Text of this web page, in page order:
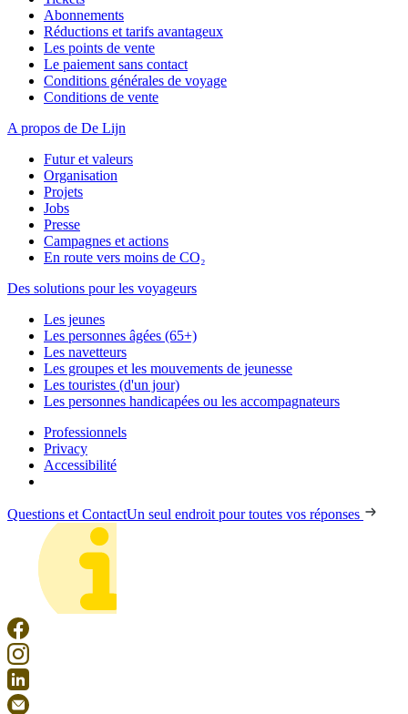
Abonnements
Réductions et tarifs avantageux
Les points de vente
Le paiement sans contact
Conditions générales de voyage
Conditions de vente
A propos de De Lijn
Futur et valeurs
Organisation
Projets
Jobs
Presse
Campagnes et actions
En route vers moins de CO₂
Des solutions pour les voyageurs
Les jeunes
Les personnes âgées (65+)
Les navetteurs
Les groupes et les mouvements de jeunesse
Les touristes (d'un jour)
Les personnes handicapées ou les accompagnateurs
Professionnels
Privacy
Accessibilité
Questions et ContactUn seul endroit pour toutes vos réponses